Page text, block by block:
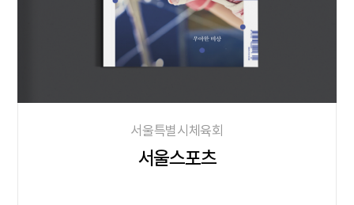
서울특별시체육회
서울스포츠